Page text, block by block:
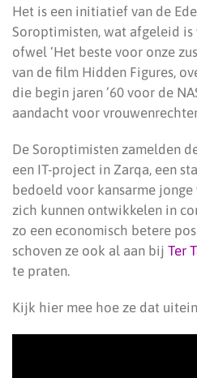
Het is een initiatief van de
Soroptimisten, wat afgeleid is
ofwel ‘Het beste voor onze
van de film Hidden Figures,
die begin jaren ’60 voor de
aandacht voor
De Soroptimisten zamelden
een IT-project in Zarqa, een
bedoeld voor kansarme
zich kunnen ontwikkelen in
zo een economisch betere
schoven ze ook al aan bij Ter
te praten.
Kijk hier mee hoe ze dat